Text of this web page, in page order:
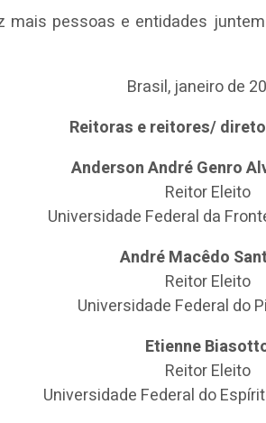
pessoas e entidades
Brasil, janeiro de
Reitoras e reitores/
Anderson André Genro
Reitor Eleito
Universidade Federal da
André Macêdo
Reitor Eleito
Universidade Federal do
Etienne
Reitor Eleito
Universidade Federal do